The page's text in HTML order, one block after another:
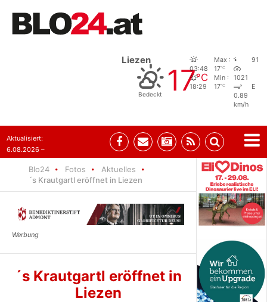
Liezen
Bedeckt 17°C
03:48
18:29
Max :
17°C
Min :
17°C
91
1021
E
0.89
km/h
Aktualisiert:
6.08.2026 –
Blo24 Fotos
Aktuelles
´s Krautgartl eröffnet in Liezen
´s Krautgartl eröffnet in
Liezen